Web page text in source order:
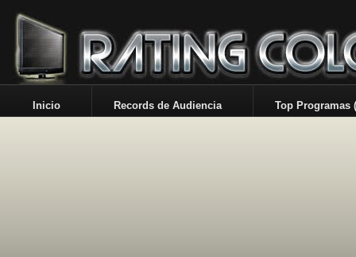
Inicio Records de Audiencia Top Programas